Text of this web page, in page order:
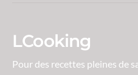
LCooking
Pour des recettes pleines de